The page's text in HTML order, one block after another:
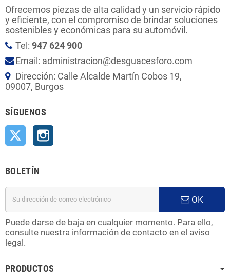
Ofrecemos piezas de alta calidad y un servicio rápido
y eficiente, con el compromiso de brindar soluciones
sostenibles y económicas para su automóvil.
Tel: 947 624 900
Email: administracion@desguacesforo.com
Dirección: Calle Alcalde Martín Cobos 19,
09007, Burgos
SÍGUENOS
Twitter
BOLETÍN
OK
Puede darse de baja en cualquier momento. Para ello,
consulte nuestra información de contacto en el aviso
legal.
PRODUCTOS